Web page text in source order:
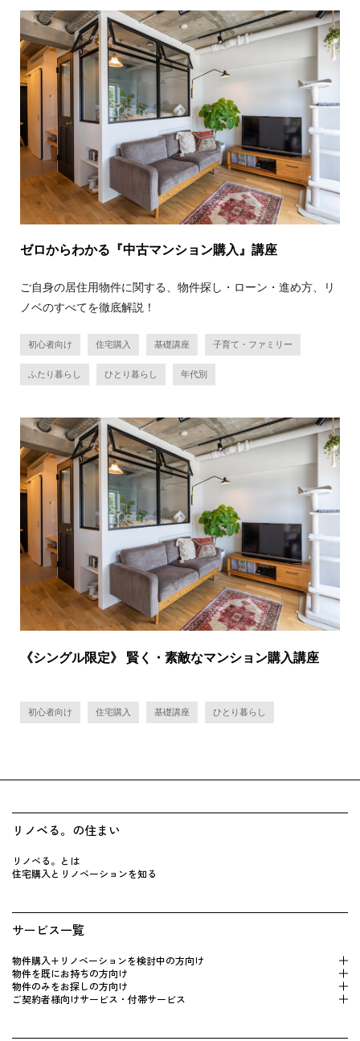
ゼロからわかる『中古マンション購入』講座
ご自身の居住用物件に関する、物件探し・ローン・進め方、リ
ノベのすべてを徹底解説！
初心者向け 住宅購入 基礎講座 子育て・ファミリー
ふたり暮らし ひとり暮らし 年代別
《シングル限定》 賢く・素敵なマンション購入講座
初心者向け 住宅購入 基礎講座 ひとり暮らし
リノベる。の住まい
リノベる。とは
住宅購入とリノベーションを知る
サービス一覧
物件購入+リノベーションを検 討中の方向け
物件を既にお持 ちの方向け
物件のみをお探しの方向け
ご契約者様向けサービス・付帯サービス